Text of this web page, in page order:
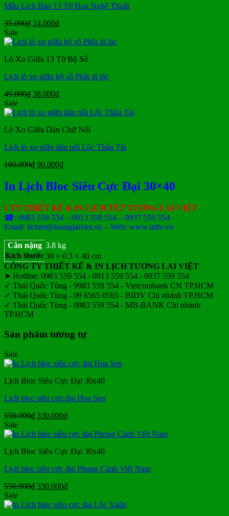
Mẫu Lịch Bàn 13 Tờ Hoa Nghệ Thuật
35.000₫ Giá
là:
24.000₫Giá
tại
24.000₫.
Sale
Lò Xo Giữa 13 Tờ Bộ Số
Lịch lò xo giữa bộ số Phật di lặc
49.000₫ Giá
là:
38.000₫Giá
tại
38.000₫.
Sale
Lò Xo Giữa Dán Chữ Nổi
Lịch lò xo giữa dán nổi Lộc Thần Tài
160.000₫ Giá
là:
160.000₫.
90.000₫Giá
là:
In Lịch Bloc Siêu Cực Đại 30×40
CTY THIẾT KẾ & IN LỊCH TẾT TƯƠNG LAI VIỆT
☎: 0983 559 554 – 0913 559 554 – 0937 559 554
Email: lichtet@tuonglaiviet.vn – Web: www.intlv.vn
Cân nặng 3.8 kg
Kích thước30 × 0.3 × 40 cm
CÔNG TY THIẾT KẾ & IN LỊCH TƯƠNG LAI VIỆT
➤ Hotline: 0983 559 554 - 0913 559 554 - 0937 559 554
✓ Thái Quốc Tùng - 9983 559 554 - Vietcombank CN TP.HCM
✓ Thái Quốc Tùng - 09 6565 0565 - BIDV Chi nhánh TP.HCM
✓ Thái Quốc Tùng - 0983 559 554 - MB-BANK Chi nhánh
TP.HCM
Sản phẩm tương tự
Sale
Lịch Bloc Siêu Cực Đại 30x40
Lịch bloc siêu cực đại Hoa Sen
550.000₫ Giá
là:
330.000₫Giá
tại
330.000₫.
Sale
Lịch Bloc Siêu Cực Đại 30x40
Lịch bloc siêu cực đại Phong Cảnh Việt Nam
550.000₫ Giá
là:
330.000₫Giá
tại
Sale